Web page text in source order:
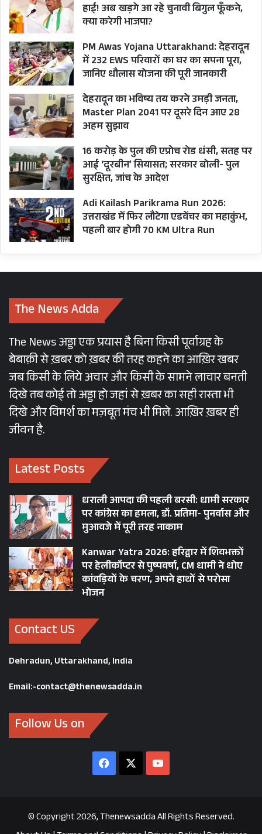
हाई! अब खड़गे आ रहे चुनावी बिगुल फूँकने,
क्या करेगी भाजपा?
PM Awas Yojana Uttarakhand: देहरादून
में 232 EWS परिवारों का घर का सपना पूरा,
जानिए धौलास योजना की पूरी जानकारी
देहरादून का भविष्य तय करने उमड़ी जनता,
Master Plan 2041 पर दूसरे दिन आए 28
अहम सुझाव
16 करोड़ के पुल की एप्रोच रोड धंसी, सतह पर
आई ‘दूरबीन’ सियासत; सरकार बोली- पुल
सुरक्षित, जांच के आदेश
Adi Kailash Parikrama Run 2026:
उत्तराखंड में फिर लौटेगा एडवेंचर का महाकुंभ,
पहली बार होगी 70 KM Ultra Run
The News Adda
The News अड्डा एक प्रयास है बिना किसी पूर्वाग्रह के
बेबाक़ी से ख़बर को ख़बर की तरह कहने का आख़िर खबर
जब किसी के लिये अचार और किसी के सामने लाचार बनती
दिखे तब कोई तो अड्डा हो जहां से ख़बर का सही रास्ता भी
दिखे और विमर्श का मज़बूत मंच भी मिले. आख़िर ख़बर ही
जीवन है.
Latest Posts
धराली आपदा की पहली बरसी: धामी सरकार
पर कांग्रेस का हमला, डॉ. प्रतिमा- पुनर्वास और
मुआवजे में पूरी तरह नाकाम
Kanwar Yatra 2026: हरिद्वार में शिवभक्तों
पर हेलीकॉप्टर से पुष्पवर्षा, CM धामी ने धोए
कांवड़ियों के चरण, अपने हाथों से परोसा
भोजन
Contact US
Dehradun, Uttarakhand, India
Email:-contact@thenewsadda.in
Follow Us on
Facebook YouTube
© Copyright 2026, Thenewsadda All Rights Reserved.